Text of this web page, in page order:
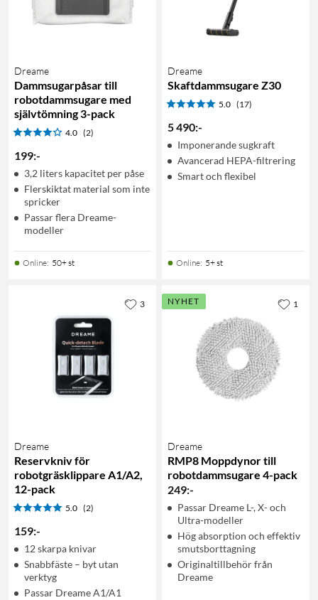
Dreame
Dammsugarpåsar till
robotdammsugare med
självtömning 3-pack
4.0 (2)
199:-
3,2 liters kapacitet per påse
Flerskiktat material som inte
spricker
Passar flera Dreame-
modeller
Online: 50+ st
Dreame
Skaftdammsugare Z30
5.0 (17)
5 490:-
Imponerande sugkraft
Avancerad HEPA-filtrering
Smart och flexibel
Online: 5+ st
Dreame
Reservkniv för
robotgräsklippare A1/A2,
12-pack
5.0 (2)
159:-
12 skarpa knivar
Snabbfäste – byt utan
verktyg
Passar Dreame A1/A1
3 NYHET
Dreame
RMP8 Moppdynor till
robotdammsugare 4-pack
249:-
Passar Dreame L-, X- och
Ultra-modeller
Hög absorption och effektiv
smutsborttagning
Originaltillbehör från
Dreame
1